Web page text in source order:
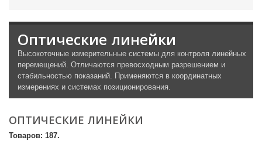
Оптические линейки
Высокоточные измерительные системы для контроля линейных
перемещений. Отличаются превосходным разрешением и
стабильностью показаний. Применяются в координатных
измерениях и системах позиционирования.
ОПТИЧЕСКИЕ ЛИНЕЙКИ
Товаров: 187.